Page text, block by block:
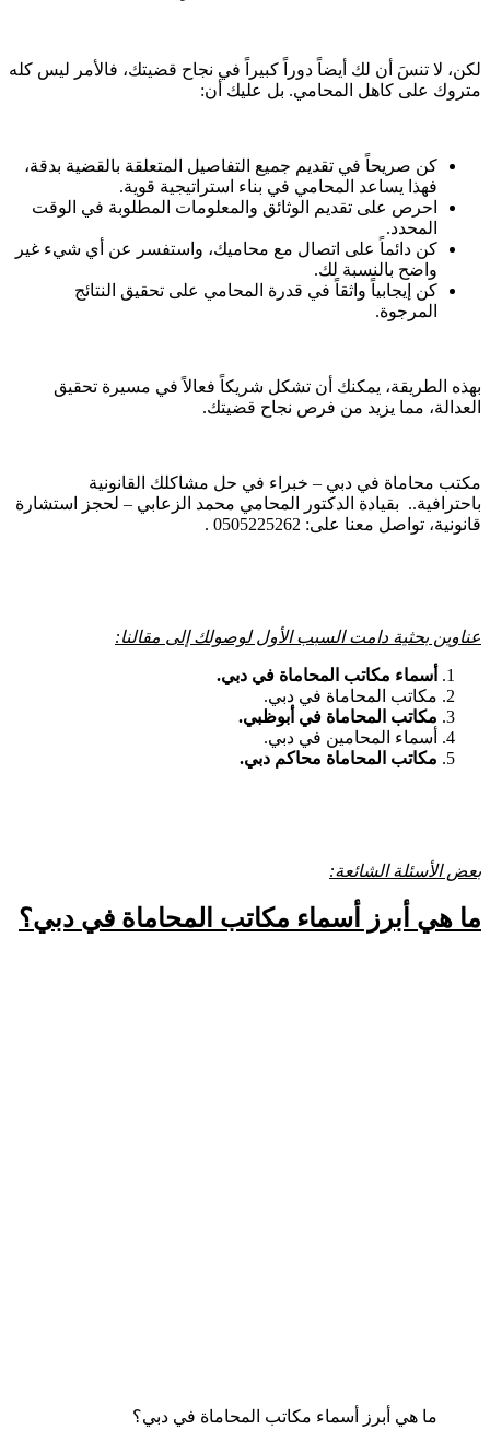
لكن، لا تنسَ أن لك أيضاً دوراً كبيراً في نجاح قضيتك، فالأمر ليس كله
متروك على كاهل المحامي. بل عليك أن:
كن صريحاً في تقديم جميع التفاصيل المتعلقة بالقضية بدقة،
فهذا يساعد المحامي في بناء استراتيجية قوية.
احرص على تقديم الوثائق والمعلومات المطلوبة في الوقت
المحدد.
كن دائماً على اتصال مع محاميك، واستفسر عن أي شيء غير
واضح بالنسبة لك.
كن إيجابياً واثقاً في قدرة المحامي على تحقيق النتائج
المرجوة.
بهذه الطريقة، يمكنك أن تشكل شريكاً فعالاً في مسيرة تحقيق
العدالة، مما يزيد من فرص نجاح قضيتك.
مكتب محاماة في دبي – خبراء في حل مشاكلك القانونية
باحترافية.. بقيادة الدكتور المحامي محمد الزعابي – لحجز استشارة
قانونية، تواصل معنا على: 0505225262 .
عناوين بحثية دامت السبب الأول لوصولك إلى مقالنا:
أسماء مكاتب المحاماة في دبي.
مكاتب المحاماة في دبي.
مكاتب المحاماة في أبوظبي.
أسماء المحامين في دبي.
مكاتب المحاماة محاكم دبي.
بعض الأسئلة الشائعة:
ما هي أبرز أسماء مكاتب المحاماة في دبي؟
ما هي أبرز أسماء مكاتب المحاماة في دبي؟